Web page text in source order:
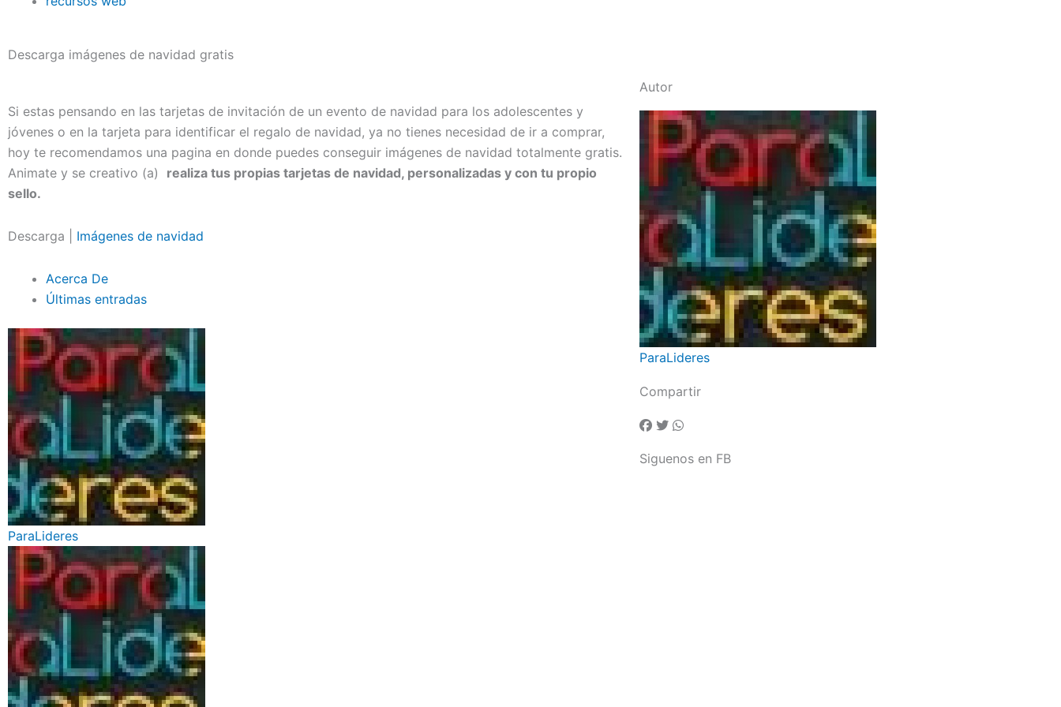
Descarga imágenes de navidad gratis
Si estas pensando en las tarjetas de invitación de un evento de navidad para los adolescentes y
jóvenes o en la tarjeta para identificar el regalo de navidad, ya no tienes necesidad de ir a comprar,
hoy te recomendamos una pagina en donde puedes conseguir imágenes de navidad totalmente gratis.
Animate y se creativo (a) realiza tus propias tarjetas de navidad, personalizadas y con tu propio
sello.
Descarga | Imágenes de navidad
Acerca De
Últimas entradas
ParaLideres
Autor
ParaLideres
Compartir
Siguenos en FB